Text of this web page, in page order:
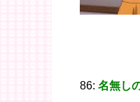
86: 名無し